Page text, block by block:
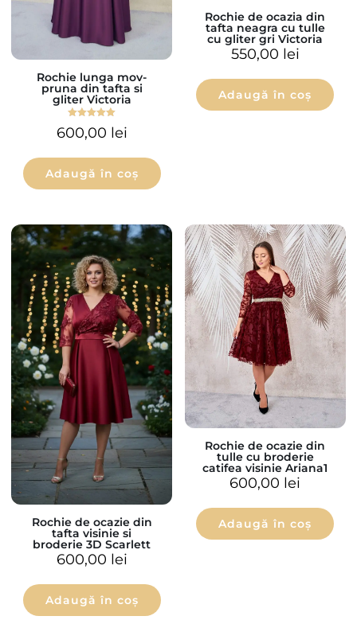
Rochie lunga mov-
pruna din tafta si
gliter Victoria
5.00
din 5
600,00 lei
Adaugă în coș
Rochie de ocazia din
tafta neagra cu tulle
cu gliter gri Victoria
550,00 lei
Adaugă în coș
Rochie de ocazie din
tafta visinie si
broderie 3D Scarlett
600,00 lei
Adaugă în coș
Rochie de ocazie din
tulle cu broderie
catifea visinie Ariana1
600,00 lei
Adaugă în coș